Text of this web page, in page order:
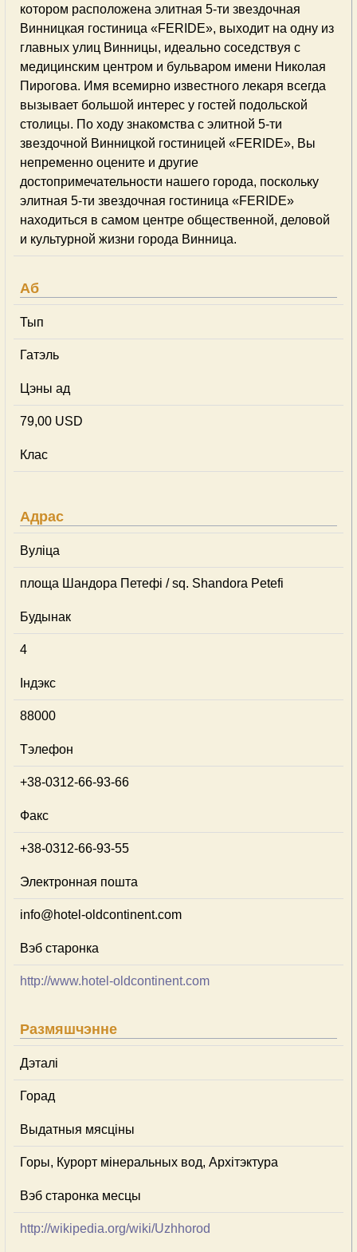
котором расположена элитная 5-ти звездочная
Винницкая гостиница «FERIDE», выходит на одну из
главных улиц Винницы, идеально соседствуя с
медицинским центром и бульваром имени Николая
Пирогова. Имя всемирно известного лекаря всегда
вызывает большой интерес у гостей подольской
столицы. По ходу знакомства с элитной 5-ти
звездочной Винницкой гостиницей «FERIDE», Вы
непременно оцените и другие
достопримечательности нашего города, поскольку
элитная 5-ти звездочная гостиница «FERIDE»
находиться в самом центре общественной, деловой
и культурной жизни города Винница.
Аб
Тып
Гатэль
Цэны ад
79,00 USD
Клас
Адрас
Вуліца
площа Шандора Петефі / sq. Shandora Petefi
Будынак
4
Індэкс
88000
Тэлефон
+38-0312-66-93-66
Факс
+38-0312-66-93-55
Электронная пошта
info@hotel-oldcontinent.com
Вэб старонка
http://www.hotel-oldcontinent.com
Размяшчэнне
Дэталі
Горад
Выдатныя мясціны
Горы, Курорт мінеральных вод, Архітэктура
Вэб старонка месцы
http://wikipedia.org/wiki/Uzhhorod